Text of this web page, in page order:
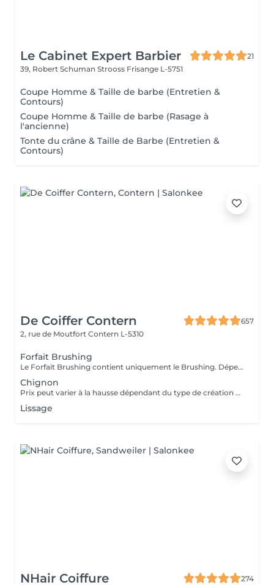
Le Cabinet Expert Barbier
21
39, Robert Schuman Strooss Frisange L-5751
Coupe Homme & Taille de barbe (Entretien &
Contours)
Coupe Homme & Taille de barbe (Rasage à
l'ancienne)
Tonte du crâne & Taille de Barbe (Entretien &
Contours)
De Coiffer Contern
657
2, rue de Moutfort Contern L-5310
Forfait Brushing
Le Forfait Brushing contient uniquement le Brushing. Dépendant de la longueur des cheveux, le prix peut varier. En cas de questions veuillez appeler au +352 26 35 02 89.
Chignon
Prix peut varier à la hausse dépendant du type de création finalement réalisée.
Lissage
NHair Coiffure
274